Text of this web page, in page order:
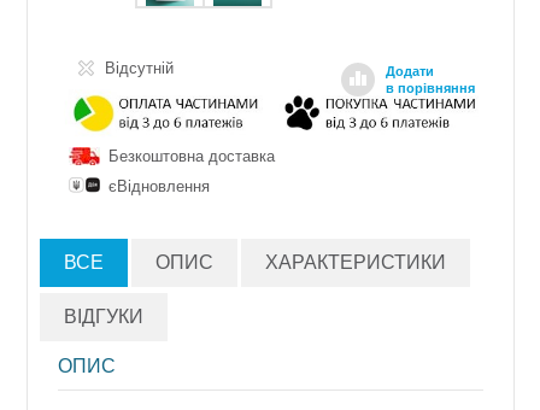
Додати
в порівняння
Відсутній
Безкоштовна доставка
єВідновлення
ВСЕ ОПИС ХАРАКТЕРИСТИКИ
ВІДГУКИ
ОПИС